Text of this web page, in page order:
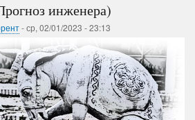
бардак???
1
инженера)
-ср, 02/01/2023 - 23:13